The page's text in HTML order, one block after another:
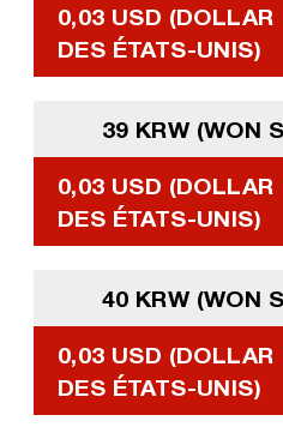
0,03 USD (DOLLAR
DES ÉTATS-UNIS)
39 KRW (WON
0,03 USD (DOLLAR
DES ÉTATS-UNIS)
40 KRW (WON
0,03 USD (DOLLAR
DES ÉTATS-UNIS)